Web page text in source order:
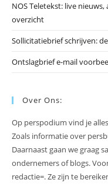
NOS Teletekst: live
overzicht
Sollicitatiebrief schrijven:
Ontslagbrief e-mail
Over Ons:
Op perspodium vind je
Zoals informatie over
Daarnaast gaan we graag
ondernemers of blogs.
redactie=. Ze zijn te